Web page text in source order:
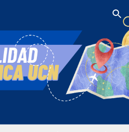
Skip to navigation